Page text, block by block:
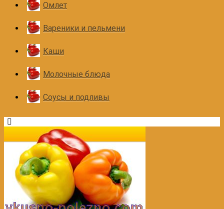
Омлет
Вареники и пельмени
Каши
Молочные блюда
Соусы и подливы